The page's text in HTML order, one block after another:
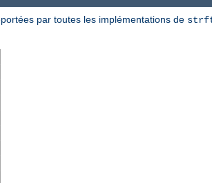
par toutes les implémentations de